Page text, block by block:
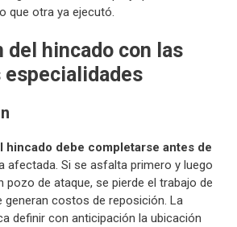
que otra ya ejecutó.
del hincado con las
hincado debe completarse antes de
afectada. Si se asfalta primero y luego
pozo de ataque, se pierde el trabajo de
generan costos de reposición. La
definir con anticipación la ubicación